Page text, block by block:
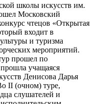
школы искусств им.
Московский
чтецов «Открытая
входит в
и туризма
мероприятий.
прошел по
учащаяся
Денисова Дарья
II (очном) туре,
слушателей и